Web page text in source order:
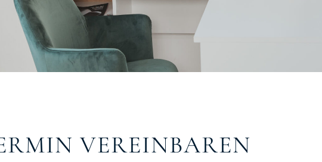
VEREINBAREN